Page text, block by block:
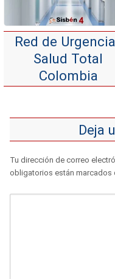
Red de
Salud Total
Colombia
Deja
Tu dirección de correo
obligatorios están marcados